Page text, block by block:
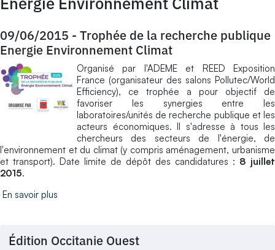
09/06/2015 - Trophée de la recherche publique
Energie Environnement Climat
Organisé par l'ADEME et REED Exposition
France (organisateur des salons Pollutec/World
Efficiency), ce trophée a pour objectif de
favoriser les synergies entre les
laboratoires/unités de recherche publique et les
acteurs économiques. Il s'adresse à tous les
chercheurs des secteurs de l'énergie, de
l'environnement et du climat (y compris aménagement, urbanisme
et transport). Date limite de dépôt des candidatures : 8 juillet
2015.
En savoir plus
Édition Occitanie Ouest